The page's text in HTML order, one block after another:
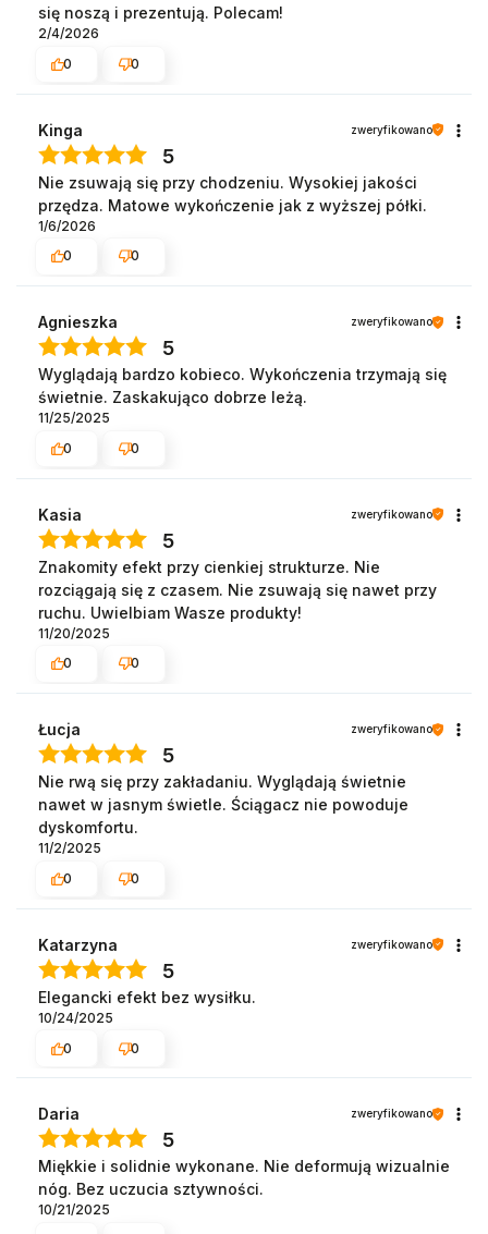
się noszą i prezentują. Polecam!
2/4/2026
0
0
Kinga zweryfikowano
5
Nie zsuwają się przy chodzeniu. Wysokiej jakości
przędza. Matowe wykończenie jak z wyższej półki.
1/6/2026
0
0
Agnieszka zweryfikowano
5
Wyglądają bardzo kobieco. Wykończenia trzymają się
świetnie. Zaskakująco dobrze leżą.
11/25/2025
0
0
Kasia zweryfikowano
5
Znakomity efekt przy cienkiej strukturze. Nie
rozciągają się z czasem. Nie zsuwają się nawet przy
ruchu. Uwielbiam Wasze produkty!
11/20/2025
0
0
Łucja zweryfikowano
5
Nie rwą się przy zakładaniu. Wyglądają świetnie
nawet w jasnym świetle. Ściągacz nie powoduje
dyskomfortu.
11/2/2025
0
0
Katarzyna zweryfikowano
5
Elegancki efekt bez wysiłku.
10/24/2025
0
0
Daria zweryfikowano
5
Miękkie i solidnie wykonane. Nie deformują wizualnie
nóg. Bez uczucia sztywności.
10/21/2025